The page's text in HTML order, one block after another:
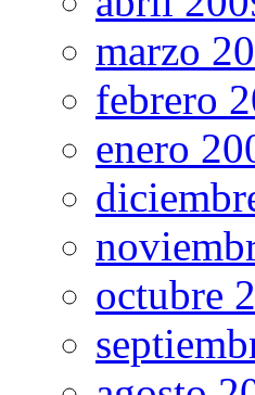
marzo
febrero
enero
octubre